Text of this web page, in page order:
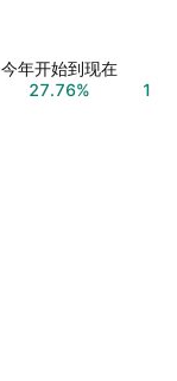
今年开始到现在
27.76%